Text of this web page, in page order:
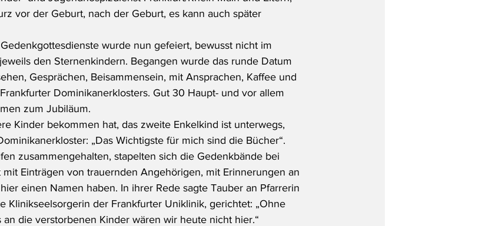
vor der Geburt, nach der Geburt, es kann auch später
wurde nun gefeiert, bewusst nicht im
den Sternenkindern. Begangen wurde das runde Datum
Gesprächen, Beisammensein, mit Ansprachen, Kaffee und
Dominikanerklosters. Gut 30 Haupt- und vor allem
zum Jubiläum.
Kinder bekommen hat, das zweite Enkelkind ist unterwegs,
„Das Wichtigste für mich sind die Bücher“.
zusammengehalten, stapelten sich die Gedenkbände bei
Einträgen von trauernden Angehörigen, mit Erinnerungen an
einen Namen haben. In ihrer Rede sagte Tauber an Pfarrerin
Klinikseelsorgerin der Frankfurter Uniklinik, gerichtet: „Ohne
an die verstorbenen Kinder wären wir heute nicht hier.“